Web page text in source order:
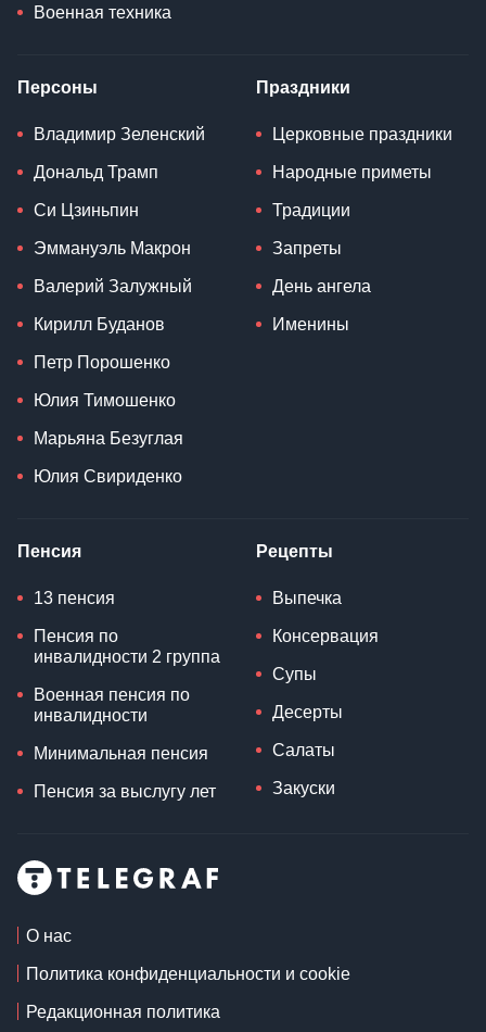
Военная техника
Персоны
Владимир Зеленский
Дональд Трамп
Си Цзиньпин
Эммануэль Макрон
Валерий Залужный
Кирилл Буданов
Петр Порошенко
Юлия Тимошенко
Марьяна Безуглая
Юлия Свириденко
Праздники
Церковные праздники
Народные приметы
Традиции
Запреты
День ангела
Именины
Пенсия
13 пенсия
Пенсия по
инвалидности 2 группа
Военная пенсия по
инвалидности
Минимальная пенсия
Пенсия за выслугу лет
Рецепты
Выпечка
Консервация
Супы
Десерты
Салаты
Закуски
О нас
Политика конфиденциальности и cookie
Редакционная политика